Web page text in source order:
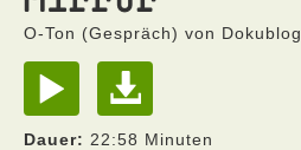
O-Ton (Gespräch) von Dokublog
Dauer: 22:58 Minuten